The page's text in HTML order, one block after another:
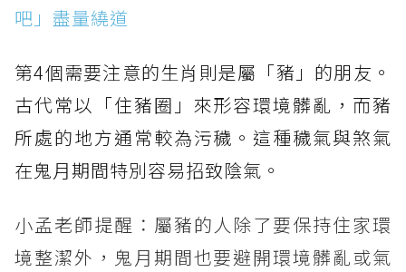
吧」盡量繞道
第4個需要注意的生肖則是屬「豬」的朋友。
古代常以「住豬圈」來形容環境髒亂，而豬
所處的地方通常較為污穢。這種穢氣與煞氣
在鬼月期間特別容易招致陰氣。
小孟老師提醒：屬豬的人除了要保持住家環
境整潔外，鬼月期間也要避開環境髒亂或氣